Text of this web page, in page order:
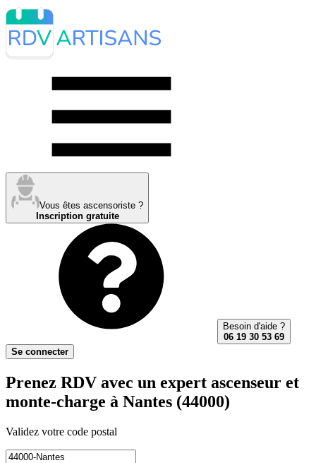
Vous êtes ascensoriste ?
Inscription gratuite
Besoin d'aide ?
06 19 30 53 69
Se connecter
Prenez RDV avec un expert ascenseur et
monte-charge à Nantes (44000)
Validez votre code postal